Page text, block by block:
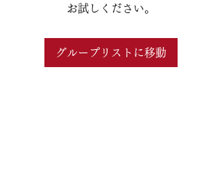
お試しください。
グループリストに移動